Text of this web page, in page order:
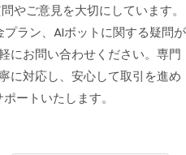
やご意見を大切にしています。
ラン、AIボットに関する疑問が
にお問い合わせください。専門
に対応し、安心して取引を進め
ートいたします。